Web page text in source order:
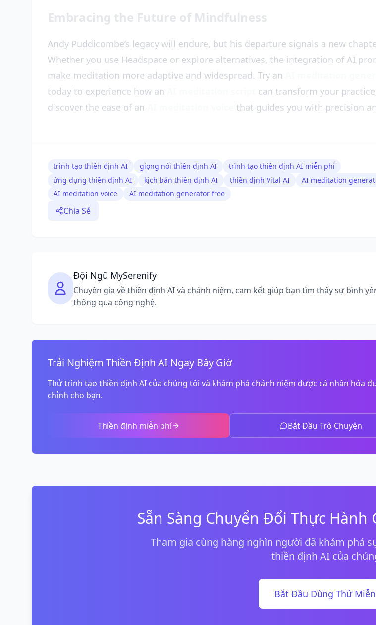
Embracing the Future of Mindfulness
Andy Puddicombe’s legacy will endure, but his departure signals a new
Whether you use Headspace or explore alternatives, the integration of AI
make meditation more adaptive and widespread. Try an
today to experience how an
can transform your
discover the ease of an
that guides you with precision
trình tạo thiền định AI giọng nói thiền định AI
trình tạo thiền định AI miễn phí
ứng dụng thiền định AI
kịch bản thiền định AI thiền định Vital AI
AI meditation
AI meditation voice
AI meditation generator free
Chia Sẻ
Đội Ngũ MySerenify
Chuyên gia về thiền định AI và chánh niệm, cam kết giúp bạn tìm thấy sự bình
thông qua công nghệ.
Trải Nghiệm Thiền Định AI Ngay Bây Giờ
Thử trình tạo thiền định AI của chúng tôi và khám phá chánh niệm được cá nhân hóa
chỉnh cho bạn.
Thiền định miễn phí Bắt Đầu Trò Chuyện
Sẵn Sàng Chuyển Đổi Thực Hành
Tham gia cùng hàng nghìn người đã khám phá
thiền định AI của
Bắt Đầu Dùng Thử